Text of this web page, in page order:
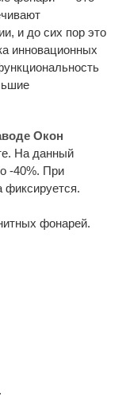
и до сих пор это
инновационных
Окон
На данный
-40%. При
фиксируется.
фонарей.